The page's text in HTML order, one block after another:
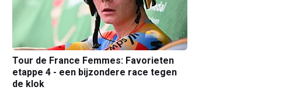
Tour de France Femmes: Favorieten
etappe 4 - een bijzondere race tegen
de klok